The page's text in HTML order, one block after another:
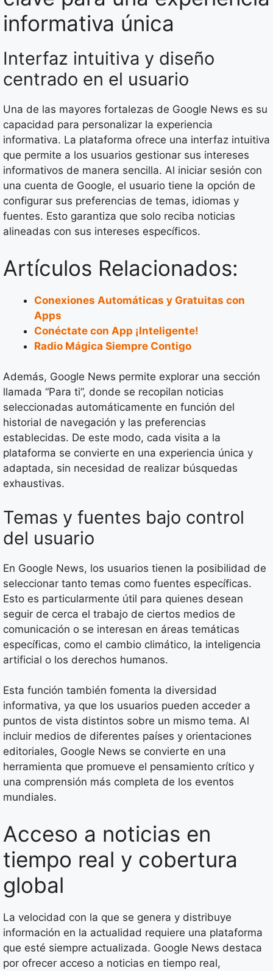
informativa única
Interfaz intuitiva y diseño
centrado en el usuario
Una de las mayores fortalezas de Google News es su
capacidad para personalizar la experiencia
informativa. La plataforma ofrece una interfaz intuitiva
que permite a los usuarios gestionar sus intereses
informativos de manera sencilla. Al iniciar sesión con
una cuenta de Google, el usuario tiene la opción de
configurar sus preferencias de temas, idiomas y
fuentes. Esto garantiza que solo reciba noticias
alineadas con sus intereses específicos.
Artículos Relacionados:
Conexiones Automáticas y Gratuitas con
Apps
Conéctate con App ¡Inteligente!
Radio Mágica Siempre Contigo
Además, Google News permite explorar una sección
llamada “Para ti”, donde se recopilan noticias
seleccionadas automáticamente en función del
historial de navegación y las preferencias
establecidas. De este modo, cada visita a la
plataforma se convierte en una experiencia única y
adaptada, sin necesidad de realizar búsquedas
exhaustivas.
Temas y fuentes bajo control
del usuario
En Google News, los usuarios tienen la posibilidad de
seleccionar tanto temas como fuentes específicas.
Esto es particularmente útil para quienes desean
seguir de cerca el trabajo de ciertos medios de
comunicación o se interesan en áreas temáticas
específicas, como el cambio climático, la inteligencia
artificial o los derechos humanos.
Esta función también fomenta la diversidad
informativa, ya que los usuarios pueden acceder a
puntos de vista distintos sobre un mismo tema. Al
incluir medios de diferentes países y orientaciones
editoriales, Google News se convierte en una
herramienta que promueve el pensamiento crítico y
una comprensión más completa de los eventos
mundiales.
Acceso a noticias en
tiempo real y cobertura
global
La velocidad con la que se genera y distribuye
información en la actualidad requiere una plataforma
que esté siempre actualizada. Google News destaca
por ofrecer acceso a noticias en tiempo real,